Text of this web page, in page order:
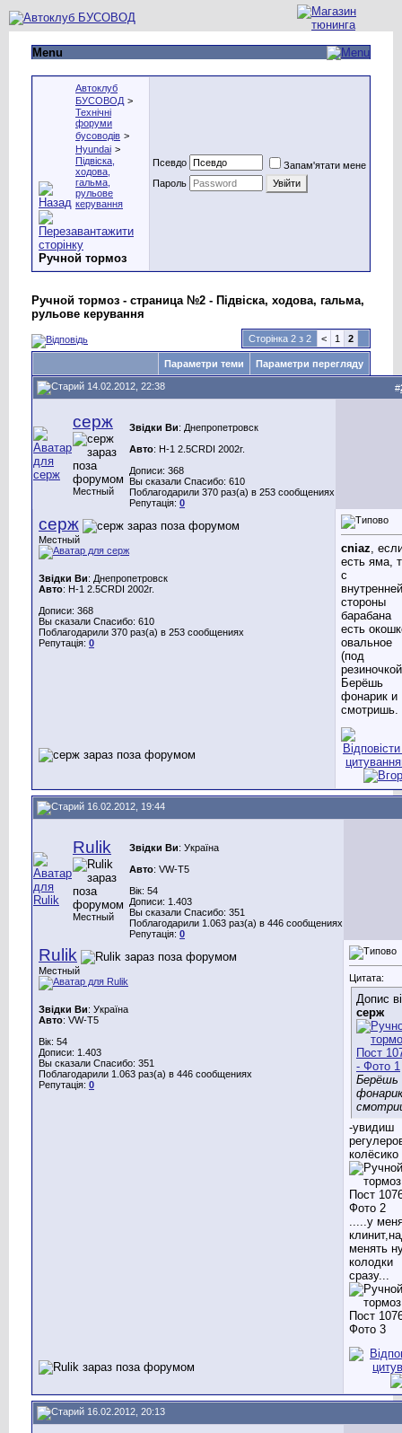
Menu
Автоклуб
БУСОВОД >
Технічні
форуми
бусоводів >
Hyundai >
Підвіска,
ходова,
гальма,
рульове
керування
Ручной тормоз
Псевдо
Запам'ятати мене
Пароль
Ручной тормоз - страница №2 - Підвіска, ходова, гальма,
рульове керування
Сторінка 2 з 2 < 1 2
Параметри теми Параметри перегляду
14.02.2012, 22:38 #
серж
Местный
Звідки Ви: Днепропетровск
Авто: H-1 2.5CRDI 2002г.
Дописи: 368
Вы сказали Спасибо: 610
Поблагодарили 370 раз(а) в 253 сообщениях
Репутація: 0
серж
Местный
Звідки Ви: Днепропетровск
Авто: H-1 2.5CRDI 2002г.
Дописи: 368
Вы сказали Спасибо: 610
Поблагодарили 370 раз(а) в 253 сообщениях
Репутація: 0
cniaz ,
есть яма,
с
внутренней
стороны
барабана
есть
овальное
(под
Берёшь
фонарик и
смотришь.
16.02.2012, 19:44
Rulik
Местный
Звідки Ви: Україна
Авто: VW-Т5
Вік: 54
Дописи: 1.403
Вы сказали Спасибо: 351
Поблагодарили 1.063 раз(а) в 446 сообщениях
Репутація: 0
Rulik
Местный
Звідки Ви: Україна
Авто: VW-Т5
Вік: 54
Дописи: 1.403
Вы сказали Спасибо: 351
Поблагодарили 1.063 раз(а) в 446 сообщениях
Репутація: 0
Цитата:
Допис
серж
Берёшь
-увидиш
колёсико
.....у
менять
колодки
сразу...
16.02.2012, 20:13